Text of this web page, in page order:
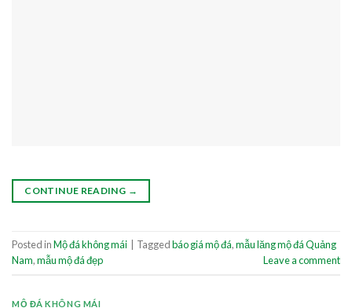
CONTINUE READING →
Posted inMộ đá không mái Taggedbáo giá mộ đá,mẫu lăng mộ đá Quảng
Nam,mẫu mộ đá đẹp Leave a comment
MỘ ĐÁ KHÔNG MÁI